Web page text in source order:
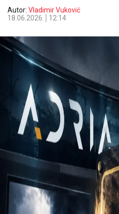
Autor: Vladimir Vuković
18.06.2026.
12:14